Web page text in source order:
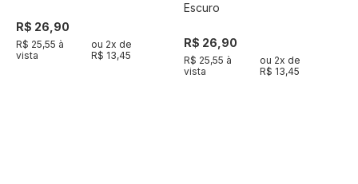
R$ 26,90
R$ 25,55 à
vista
ou 2x de
R$ 13,45
Escuro
R$ 26,90
R$ 25,55 à
vista
ou 2x de
R$ 13,45